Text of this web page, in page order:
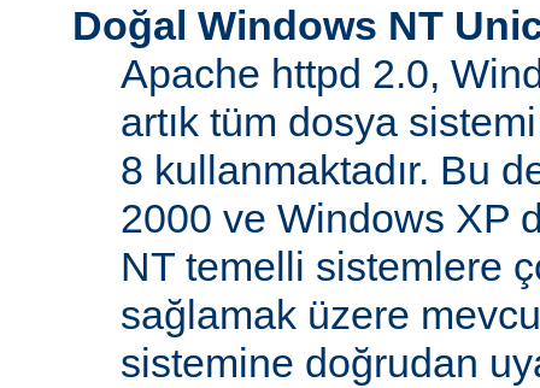
Doğal Windows NT
Apache httpd 2.0,
artık tüm dosya
8 kullanmaktadır. Bu
2000 ve Windows XP
NT temelli sistemlere
sağlamak üzere
sistemine doğrudan